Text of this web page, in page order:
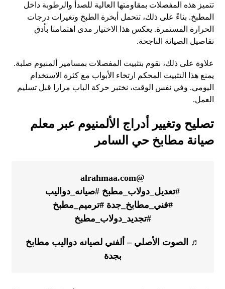
تتميز هذه المفصلات بمقاومتها العالية للصدأ والرطوبة داخل
المطبخ. بناءً على ذلك، تتحمل أبخرة الطبخ وتغيرات درجات
الحرارة المستمرة. يعكس هذا الاختيار مدى اهتمامنا بأدق
تفاصيل الصيانة الناجحة.
علاوة على ذلك، نقوم بتثبيت المفصلات بمسامير ألمنيوم صلبة.
يمنع هذا التثبيت المحكم ارتخاء الأبواب مع كثرة الاستخدام
اليومي. وفي نفس الوقت، نختبر حركة الباب مرارا قبل تسليم
العمل.
تصليح وتغيير أدراج الألمنيوم عبر معلم
صيانة مطابخ حي السامر
@alrahmaa.com
#تعديل_دولاب_مطبخ #صيانه_دواليب
#فني_مطابخ_جدة #ترميم_مطبخ
#تجديد_دولاب_مطبخ
♬ الصوت الأصلي – ألفني لصيانه دواليب مطابخ
بجدة